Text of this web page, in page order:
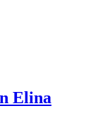
Elina